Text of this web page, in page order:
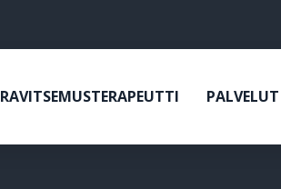
RAVITSEMUSTERAPEUTTI PALVELUT